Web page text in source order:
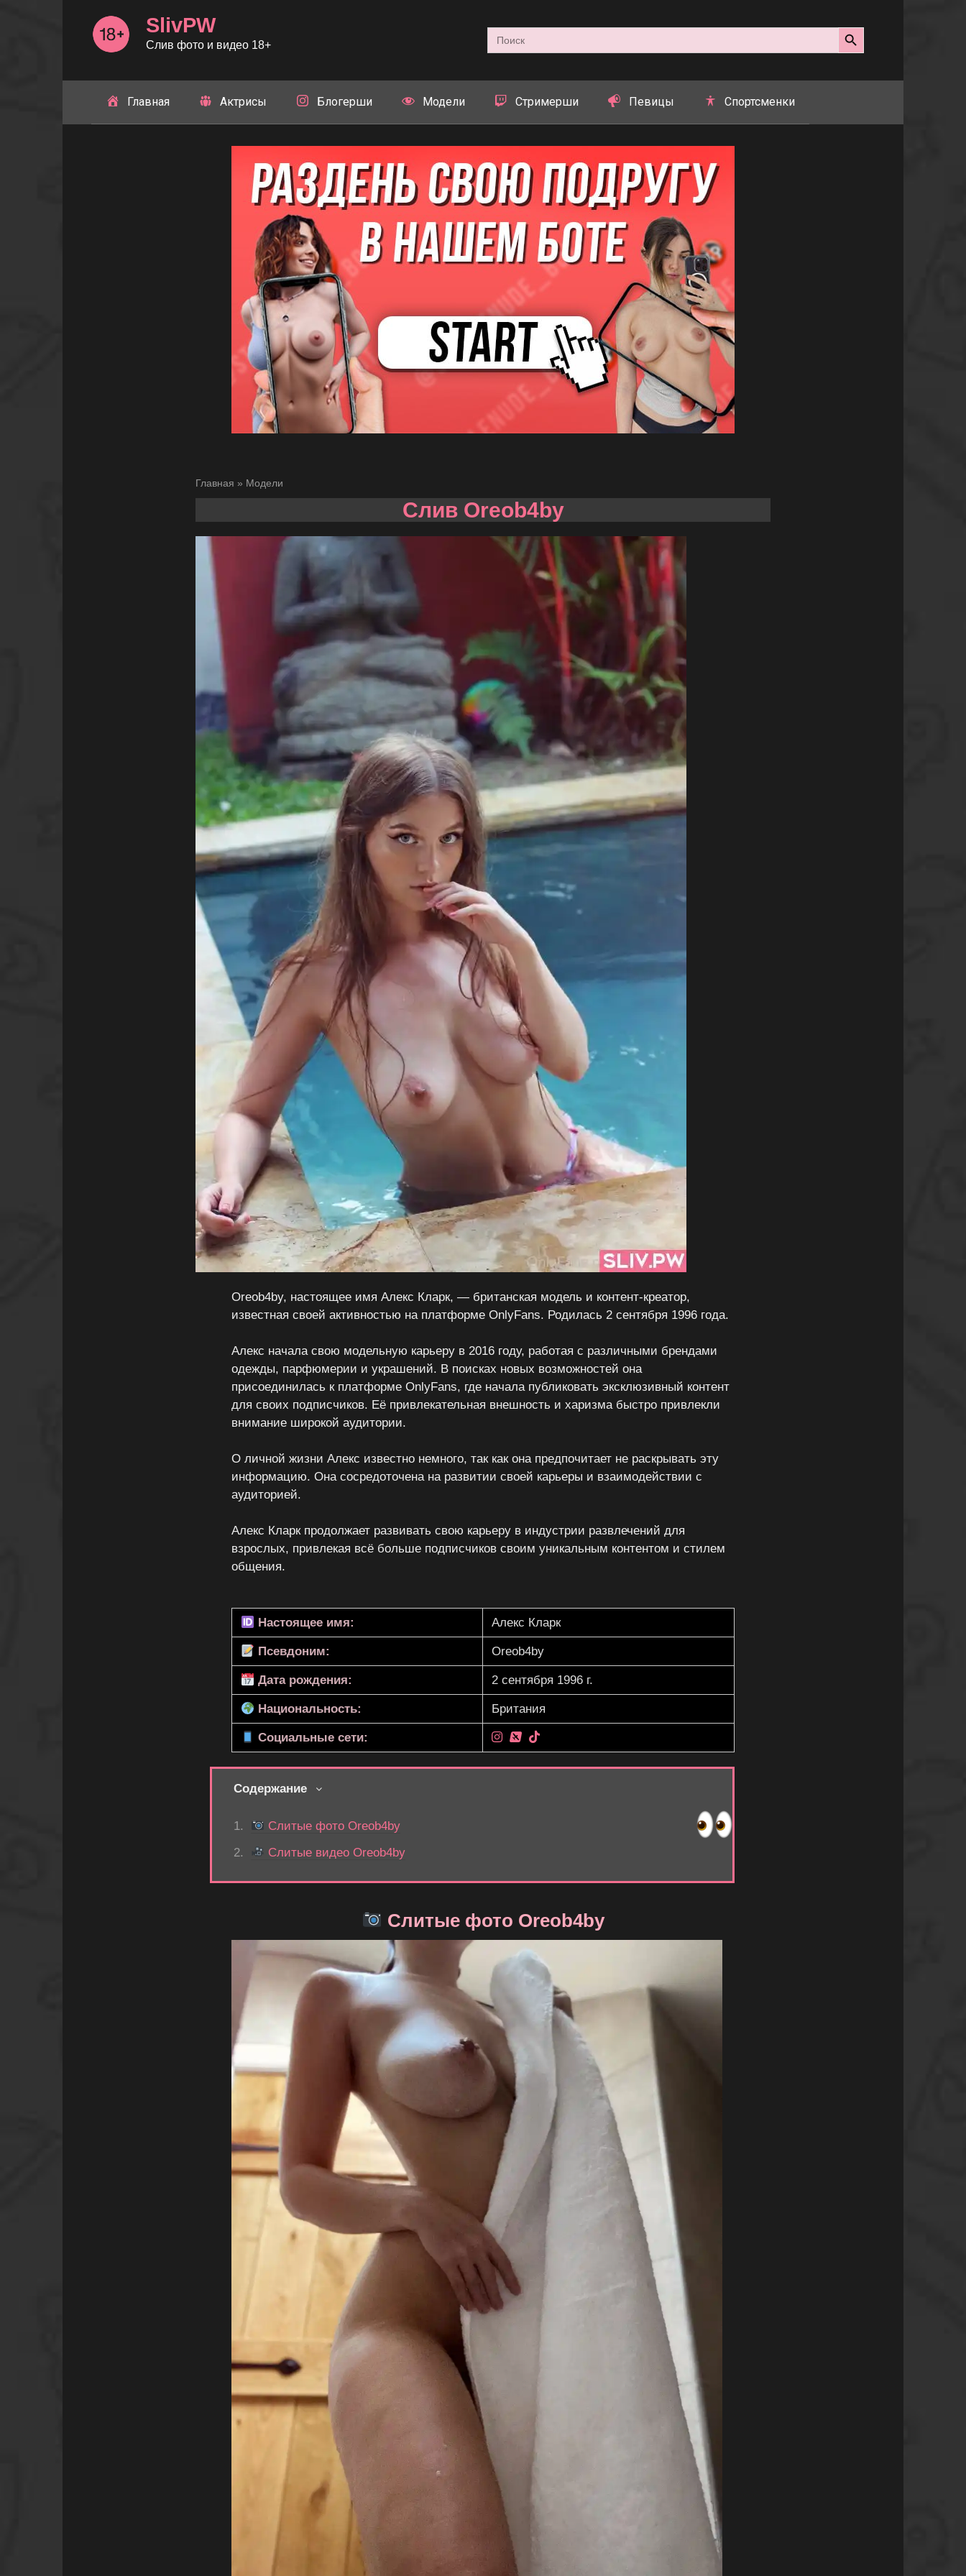
SlivPW
Слив фото и видео 18+
Search
for:
Search Button
Главная Актрисы Блогерши Модели Стримерши Певицы Спортсменки
Главная » Модели
Слив Oreob4by
Oreob4by, настоящее имя Алекс Кларк, — британская модель и контент-креатор,
известная своей активностью на платформе OnlyFans. Родилась 2 сентября 1996 года.
Алекс начала свою модельную карьеру в 2016 году, работая с различными брендами
одежды, парфюмерии и украшений. В поисках новых возможностей она
присоединилась к платформе OnlyFans, где начала публиковать эксклюзивный контент
для своих подписчиков. Её привлекательная внешность и харизма быстро привлекли
внимание широкой аудитории.
О личной жизни Алекс известно немного, так как она предпочитает не раскрывать эту
информацию. Она сосредоточена на развитии своей карьеры и взаимодействии с
аудиторией.
Алекс Кларк продолжает развивать свою карьеру в индустрии развлечений для
взрослых, привлекая всё больше подписчиков своим уникальным контентом и стилем
общения.
Настоящее имя: Алекс Кларк
Псевдоним: Oreob4by
Дата рождения: 2 сентября 1996 г.
Национальность: Британия
Социальные сети:
Содержание
Слитые фото Oreob4by
Слитые видео Oreob4by
Слитые фото Oreob4by